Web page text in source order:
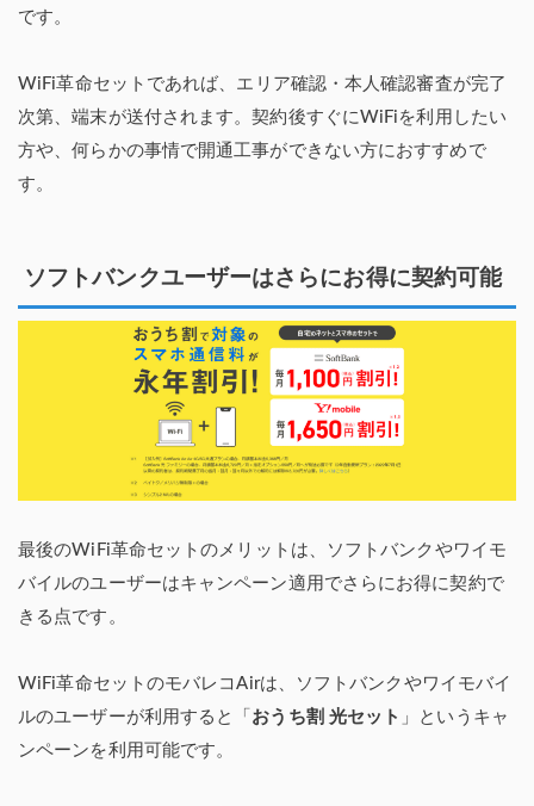
です。
WiFi革命セットであれば、エリア確認・本人確認審査が完了
次第、端末が送付されます。契約後すぐにWiFiを利用したい
方や、何らかの事情で開通工事ができない方におすすめで
す。
ソフトバンクユーザーはさらにお得に契約可能
最後のWiFi革命セットのメリットは、ソフトバンクやワイモ
バイルのユーザーはキャンペーン適用でさらにお得に契約で
きる点です。
WiFi革命セットのモバレコAirは、ソフトバンクやワイモバイ
ルのユーザーが利用すると「 おうち割 光セット 」というキャ
ンペーンを利用可能です。